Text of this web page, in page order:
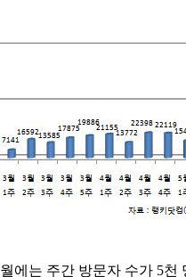
월에는 주간 방문자 수가 5천